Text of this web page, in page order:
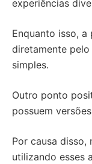
experiências
Enquanto isso,
diretamente
simples.
Outro ponto
possuem
Por causa disso,
utilizando esses